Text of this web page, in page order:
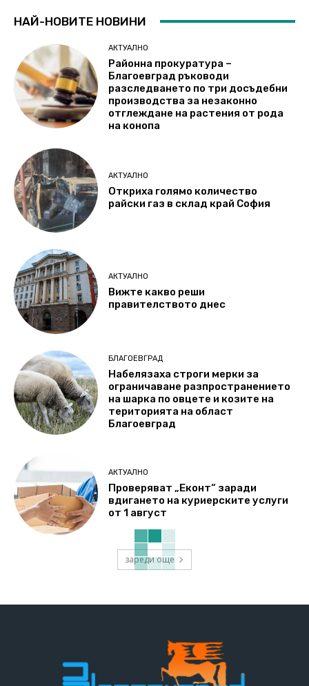
НАЙ-НОВИТЕ НОВИНИ
АКТУАЛНО
Районна прокуратура –
Благоевград ръководи
разследването по три досъдебни
производства за незаконно
отглеждане на растения от рода
на конопа
АКТУАЛНО
Откриха голямо количество
райски газ в склад край София
АКТУАЛНО
Вижте какво реши
правителството днес
БЛАГОЕВГРАД
Набелязаха строги мерки за
ограничаване разпространението
на шарка по овцете и козите на
територията на област
Благоевград
АКТУАЛНО
Проверяват „Еконт“ заради
вдигането на куриерските услуги
от 1 август
зареди още